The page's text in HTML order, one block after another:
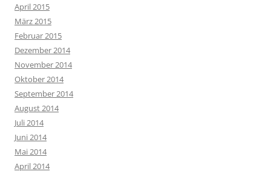
April 2015
März 2015
Februar 2015
Dezember 2014
November 2014
Oktober 2014
September 2014
August 2014
Juli 2014
Juni 2014
Mai 2014
April 2014